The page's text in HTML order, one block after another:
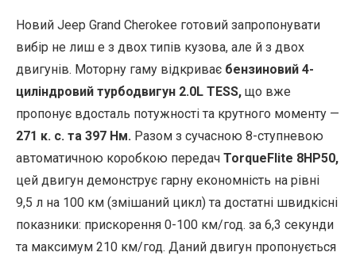
Новий Jeep Grand Cherokee готовий запропонувати
вибір не лиш е з двох типів кузова, але й з двох
двигунів. Моторну гаму відкриває бензиновий 4-
циліндровий турбодвигун 2.0L TESS, що вже
пропонує вдосталь потужності та крутного моменту —
271 к. с. та 397 Нм. Разом з сучасною 8-ступневою
автоматичною коробкою передач TorqueFlite 8HP50,
цей двигун демонструє гарну економність на рівні
9,5 л на 100 км (змішаний цикл) та достатні швидкісні
показники: прискорення 0-100 км/год. за 6,3 секунди
та максимум 210 км/год. Даний двигун пропонується